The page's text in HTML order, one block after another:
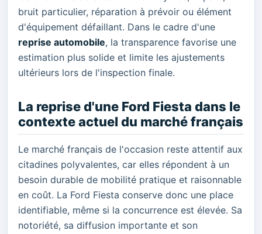
bruit particulier, réparation à prévoir ou élément
d'équipement défaillant. Dans le cadre d'une
reprise automobile, la transparence favorise une
estimation plus solide et limite les ajustements
ultérieurs lors de l'inspection finale.
La reprise d'une Ford Fiesta dans le
contexte actuel du marché français
Le marché français de l'occasion reste attentif aux
citadines polyvalentes, car elles répondent à un
besoin durable de mobilité pratique et raisonnable
en coût. La Ford Fiesta conserve donc une place
identifiable, même si la concurrence est élevée. Sa
notoriété, sa diffusion importante et son